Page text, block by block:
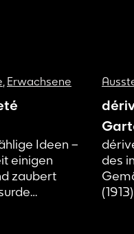
Erwachsene
Ideen –
einigen
zaubert
des